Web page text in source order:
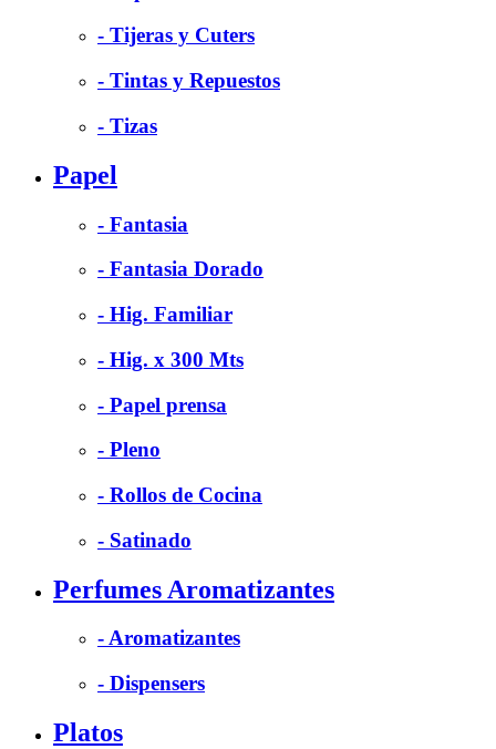
- Tijeras y Cuters
- Tintas y Repuestos
- Tizas
Papel
- Fantasia
- Fantasia Dorado
- Hig. Familiar
- Hig. x 300 Mts
- Papel prensa
- Pleno
- Rollos de Cocina
- Satinado
Perfumes Aromatizantes
- Aromatizantes
- Dispensers
Platos